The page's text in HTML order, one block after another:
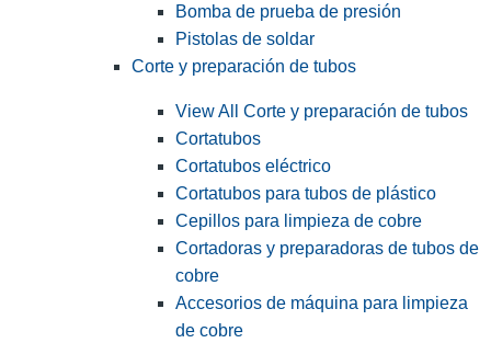
Bomba de prueba de presión
Pistolas de soldar
Corte y preparación de tubos
View All Corte y preparación de tubos
Cortatubos
Cortatubos eléctrico
Cortatubos para tubos de plástico
Cepillos para limpieza de cobre
Cortadoras y preparadoras de tubos de
cobre
Accesorios de máquina para limpieza
de cobre